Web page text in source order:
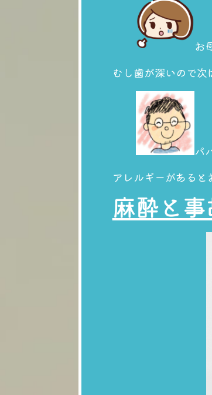
お
むし歯が深いので
パ
アレルギーがある
麻酔と